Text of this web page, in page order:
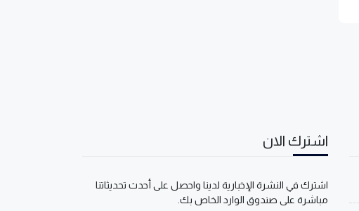
اشترك الان
اشترك في النشرة الإخبارية لدينا واحصل على أحدث تحديثاتنا
مباشرة على صندوق الوارد الخاص بك.